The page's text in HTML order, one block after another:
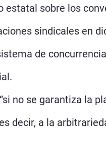
estatal sobre los
sindicales en
de
no se garantiza la
decir, a la